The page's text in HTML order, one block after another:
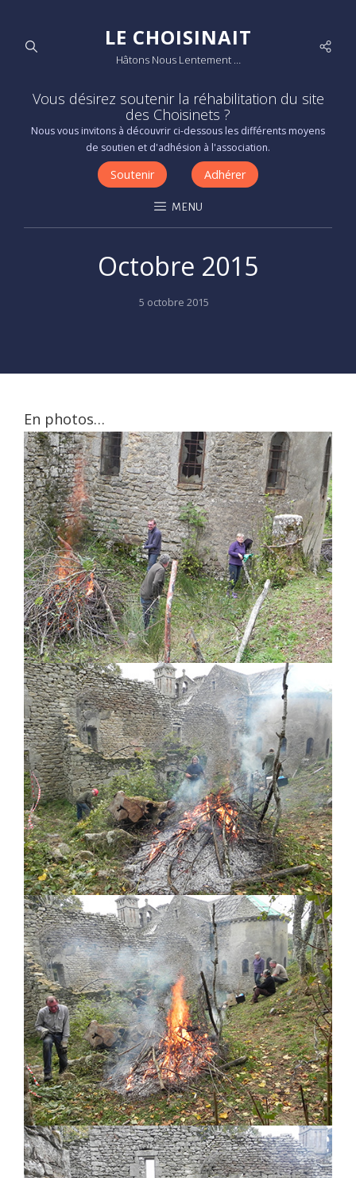
LE CHOISINAIT
Hâtons Nous Lentement …
Vous désirez soutenir la réhabilitation du site
des Choisinets ?
Nous vous invitons à découvrir ci-dessous les différents moyens
de soutien et d'adhésion à l'association.
Soutenir Adhérer
MENU
Octobre 2015
Posted
5 octobre 2015
En photos…